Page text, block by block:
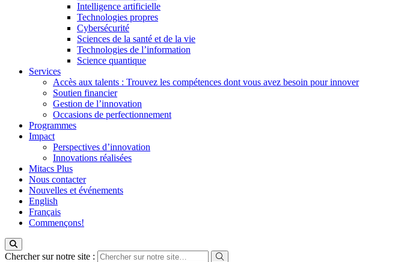
Intelligence artificielle
Technologies propres
Cybersécurité
Sciences de la santé et de la vie
Technologies de l’information
Science quantique
Services
Accès aux talents : Trouvez les compétences dont vous avez besoin pour innover
Soutien financier
Gestion de l’innovation
Occasions de perfectionnement
Programmes
Impact
Perspectives d’innovation
Innovations réalisées
Mitacs Plus
Nous contacter
Nouvelles et événements
English
Français
Commençons!
Chercher sur notre site :